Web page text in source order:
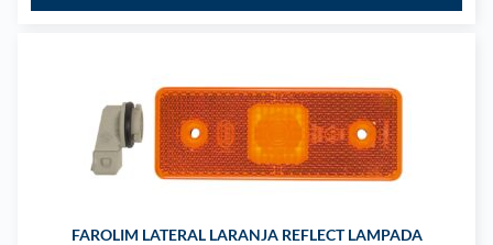
FAROLIM LATERAL LARANJA REFLECT LAMPADA